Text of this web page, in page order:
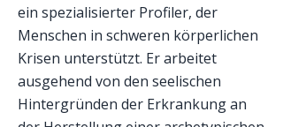
ein spezialisierter Profiler, der
Menschen in schweren körperlichen
Krisen unterstützt. Er arbeitet
ausgehend von den seelischen
Hintergründen der Erkrankung an